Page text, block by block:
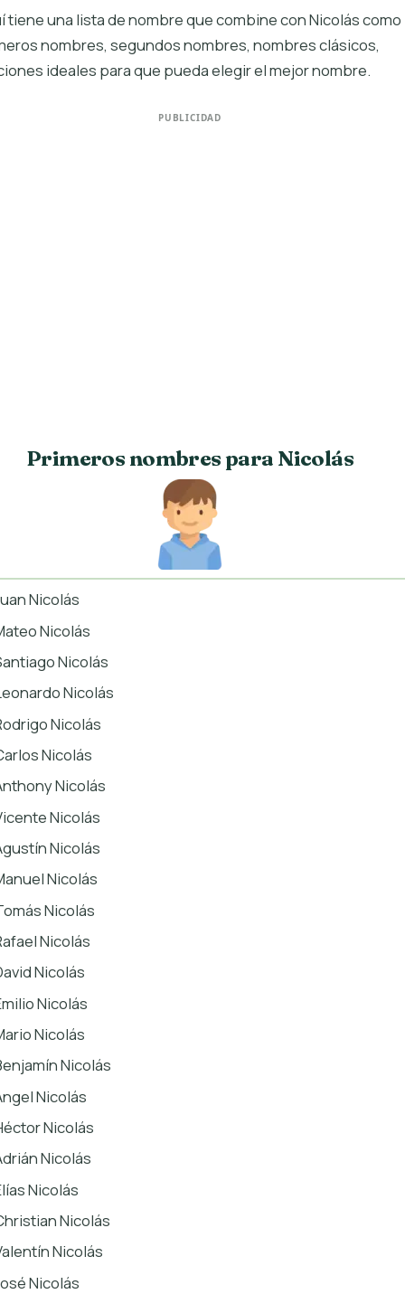
tiene una lista de nombre que combine con Nicolás como
nombres, segundos nombres, nombres clásicos,
ideales para que pueda elegir el mejor nombre.
PUBLICIDAD
Primeros nombres para Nicolás
Nicolás
Nicolás
Nicolás
Nicolás
Nicolás
Nicolás
Nicolás
Nicolás
Nicolás
Nicolás
Nicolás
Nicolás
Nicolás
Nicolás
Nicolás
Nicolás
Nicolás
Nicolás
Nicolás
Nicolás
Nicolás
Nicolás
Nicolás